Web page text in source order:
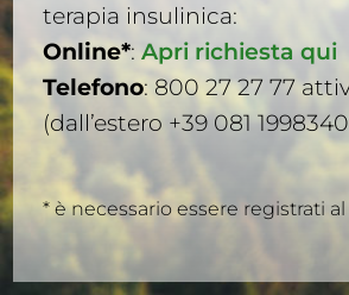
terapia insulinica:
Online*:Apri richiesta qui
Telefono: 800 27 27 77
(dall’estero +39 081
* è necessario essere registrati